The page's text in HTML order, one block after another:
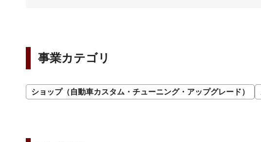
事業カテゴリ
ショップ（自動車カスタム・チューニング・アップグレード）